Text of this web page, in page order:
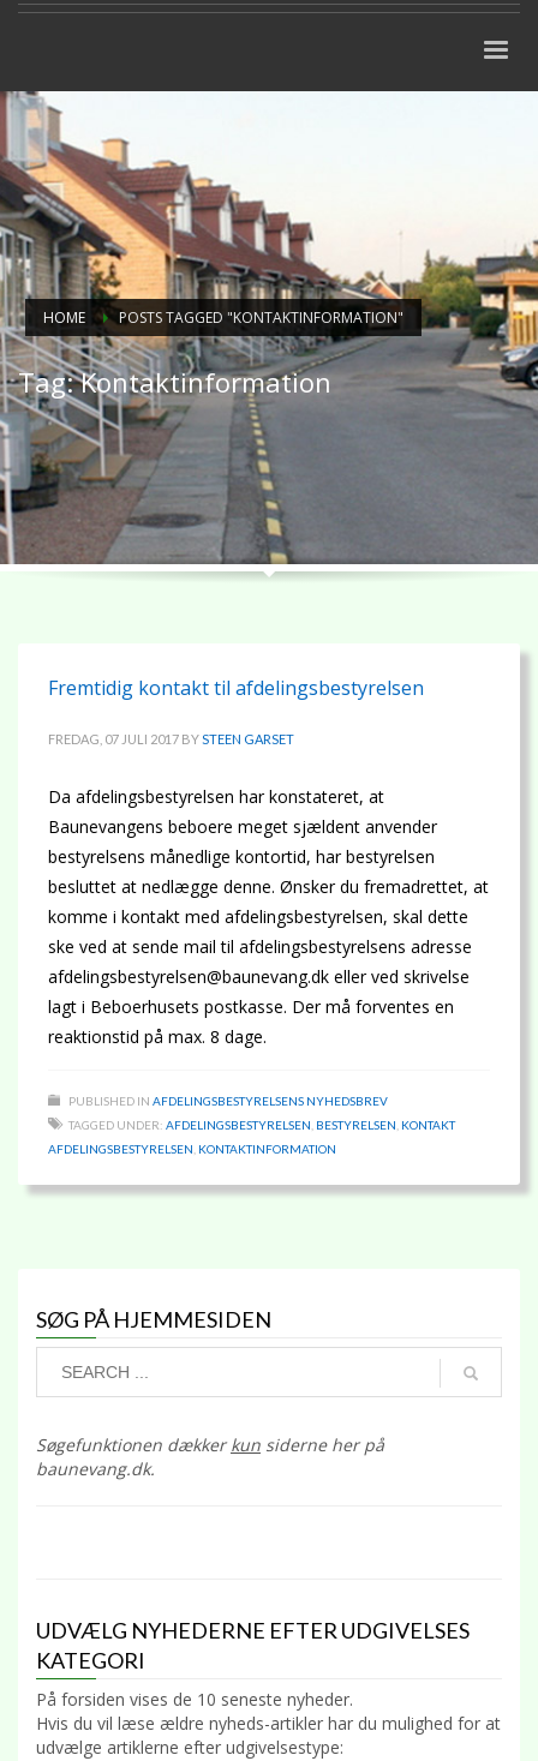
HOME POSTS TAGGED "KONTAKTINFORMATION"
Tag: Kontaktinformation
Fremtidig kontakt til afdelingsbestyrelsen
FREDAG, 07 JULI 2017 BYSTEEN GARSET
Da afdelingsbestyrelsen har konstateret, at
Baunevangens beboere meget sjældent anvender
bestyrelsens månedlige kontortid, har bestyrelsen
besluttet at nedlægge denne. Ønsker du fremadrettet, at
komme i kontakt med afdelingsbestyrelsen, skal dette
ske ved at sende mail til afdelingsbestyrelsens adresse
afdelingsbestyrelsen@baunevang.dk eller ved skrivelse
lagt i Beboerhusets postkasse. Der må forventes en
reaktionstid på max. 8 dage.
PUBLISHED IN AFDELINGSBESTYRELSENS NYHEDSBREV
TAGGED UNDER: AFDELINGSBESTYRELSEN BESTYRELSEN KONTAKT
AFDELINGSBESTYRELSEN KONTAKTINFORMATION
SØG PÅ HJEMMESIDEN
Søgefunktionen dækkerkun siderne her på
baunevang.dk.
UDVÆLG NYHEDERNE EFTER UDGIVELSES
KATEGORI
På forsiden vises de 10 seneste nyheder.
Hvis du vil læse ældre nyheds-artikler har du mulighed for at
udvælge artiklerne efter udgivelsestype: